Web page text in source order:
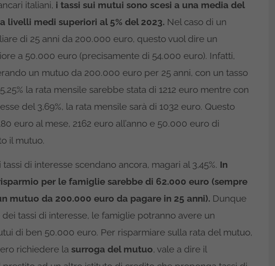
italiani, i tassi sui mutui sono scesi a una media del
livelli medi superiori al 5% del 2023. Nel caso di un
di 25 anni da 200.000 euro, questo vuol dire un
a 50.000 euro (precisamente di 54.000 euro). Infatti,
un mutuo da 200.000 euro per 25 anni, con un tasso
la rata mensile sarebbe stata di 1212 euro mentre con
del 3,69%, la rata mensile sarà di 1032 euro. Questo
euro al mese, 2162 euro all’anno e 50.000 euro di
il mutuo.
tassi di interesse scendano ancora, magari al 3,45%. In
per le famiglie sarebbe di 62.000 euro (sempre
mutuo da 200.000 euro da pagare in 25 anni). Dunque
tassi di interesse, le famiglie potranno avere un
di ben 50.000 euro. Per risparmiare sulla rata del mutuo,
richiedere la surroga del mutuo, vale a dire il